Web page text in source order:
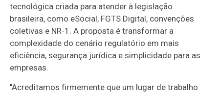
tecnológica criada para atender à legislação
brasileira, como eSocial, FGTS Digital, convenções
coletivas e NR-1. A proposta é transformar a
complexidade do cenário regulatório em mais
eficiência, segurança jurídica e simplicidade para as
empresas.
"Acreditamos firmemente que um lugar de trabalho